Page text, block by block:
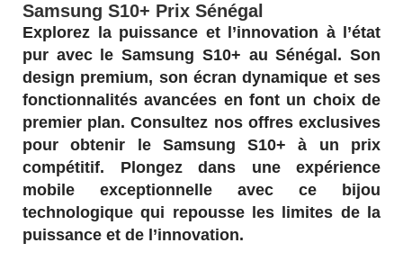
Samsung S10+ Prix Sénégal
Explorez la puissance et l’innovation à l’état
pur avec le Samsung S10+ au Sénégal. Son
design premium, son écran dynamique et ses
fonctionnalités avancées en font un choix de
premier plan. Consultez nos offres exclusives
pour obtenir le Samsung S10+ à un prix
compétitif. Plongez dans une expérience
mobile exceptionnelle avec ce bijou
technologique qui repousse les limites de la
puissance et de l’innovation.